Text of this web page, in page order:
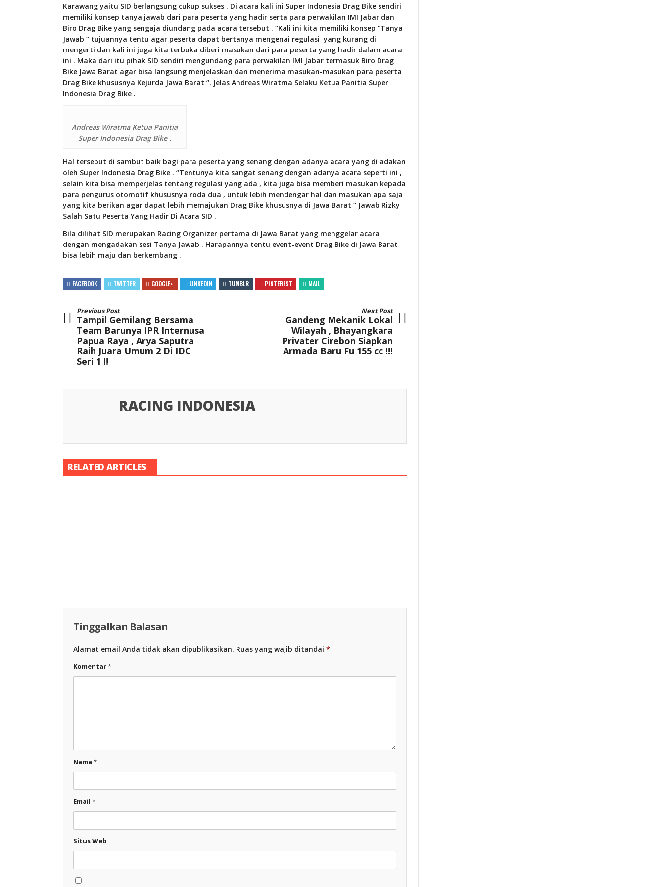
Karawang yaitu SID berlangsung cukup sukses . Di acara kali ini Super Indonesia Drag Bike sendiri
memiliki konsep tanya jawab dari para peserta yang hadir serta para perwakilan IMI Jabar dan
Biro Drag Bike yang sengaja diundang pada acara tersebut . “Kali ini kita memiliki konsep “Tanya
Jawab “ tujuannya tentu agar peserta dapat bertanya mengenai regulasi yang kurang di
mengerti dan kali ini juga kita terbuka diberi masukan dari para peserta yang hadir dalam acara
ini . Maka dari itu pihak SID sendiri mengundang para perwakilan IMI Jabar termasuk Biro Drag
Bike Jawa Barat agar bisa langsung menjelaskan dan menerima masukan-masukan para peserta
Drag Bike khususnya Kejurda Jawa Barat “. Jelas Andreas Wiratma Selaku Ketua Panitia Super
Indonesia Drag Bike .
Andreas Wiratma Ketua Panitia
Super Indonesia Drag Bike .
Hal tersebut di sambut baik bagi para peserta yang senang dengan adanya acara yang di adakan
oleh Super Indonesia Drag Bike . “Tentunya kita sangat senang dengan adanya acara seperti ini ,
selain kita bisa memperjelas tentang regulasi yang ada , kita juga bisa memberi masukan kepada
para pengurus otomotif khususnya roda dua , untuk lebih mendengar hal dan masukan apa saja
yang kita berikan agar dapat lebih memajukan Drag Bike khususnya di Jawa Barat “ Jawab Rizky
Salah Satu Peserta Yang Hadir Di Acara SID .
Bila dilihat SID merupakan Racing Organizer pertama di Jawa Barat yang menggelar acara
dengan mengadakan sesi Tanya Jawab . Harapannya tentu event-event Drag Bike di Jawa Barat
bisa lebih maju dan berkembang .
FACEBOOK TWITTER GOOGLE+ LINKEDIN TUMBLR PINTEREST MAIL
Previous Post
Tampil Gemilang Bersama
Team Barunya IPR Internusa
Papua Raya , Arya Saputra
Raih Juara Umum 2 Di IDC
Seri 1 !!
Next Post
Gandeng Mekanik Lokal
Wilayah , Bhayangkara
Privater Cirebon Siapkan
Armada Baru Fu 155 cc !!!
RACING INDONESIA
RELATED ARTICLES
Tinggalkan Balasan
Alamat email Anda tidak akan dipublikasikan. Ruas yang wajib ditandai *
Komentar*
Nama *
Email *
Situs Web